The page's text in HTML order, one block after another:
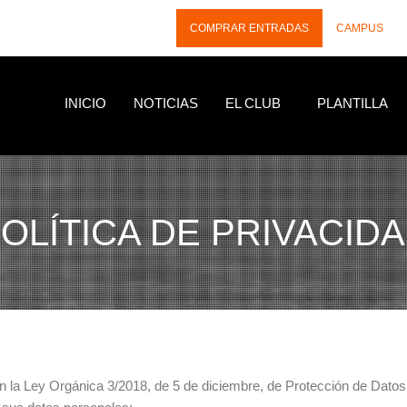
COMPRAR ENTRADAS CAMPUS
INICIO NOTICIAS EL CLUB PLANTILLA
DE
la Ley Orgánica 3/2018, de 5 de diciembre, de Protección de